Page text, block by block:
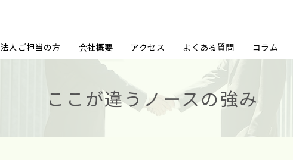
法人ご担当の方 会社概要 アクセス よくある質問 コラム
ここが違うノースの強み